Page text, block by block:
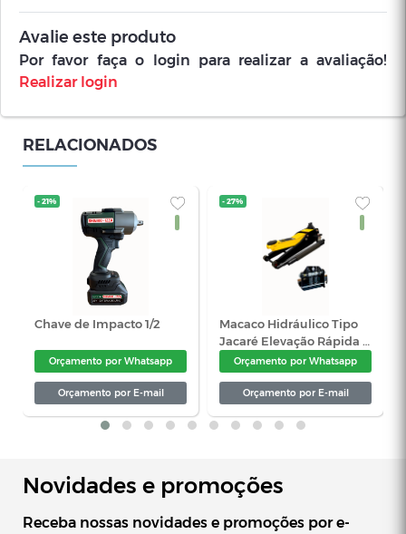
Avalie este produto
Por favor faça o login para realizar a avaliação!
Realizar login
RELACIONADOS
Novidades e promoções
Receba nossas novidades e promoções por e-